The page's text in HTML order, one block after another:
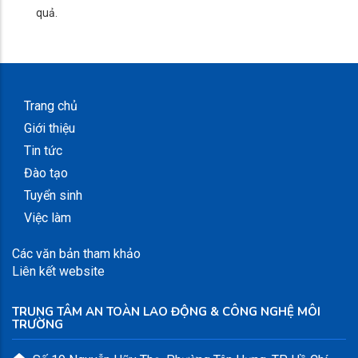
quả.
Trang chủ
Giới thiệu
Tin tức
Đào tạo
Tuyển sinh
Việc làm
Các văn bản tham khảo
Liên kết website
TRUNG TÂM AN TOÀN LAO ĐỘNG & CÔNG NGHỆ MÔI
TRƯỜNG